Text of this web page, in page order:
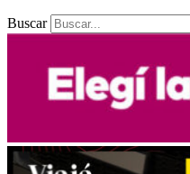
Buscar